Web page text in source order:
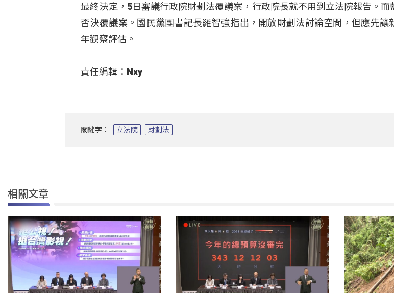
最終決定，5日審議行政院財劃法覆議案，行政院長就不用到立法院報告。而
否決覆議案。國民黨團書記長羅智強指出，開放財劃法討論空間，但應先讓
年觀察評估。
責任編輯：Nxy
關鍵字： 立法院 財劃法
相關文章